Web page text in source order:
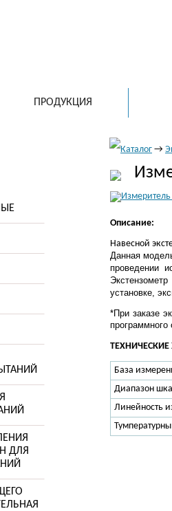
ПРОДУКЦИЯ
ДЛЯ
Каталог →
Описание:
Навесной
Данная
проведении
установке,
*При заказе
программного
ТЕХНИЧЕСКИЕ
База
Диапазон
Линейность